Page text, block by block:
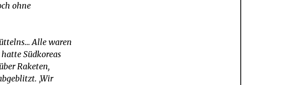
ohne
Alle waren
Südkoreas
Raketen,
‚Wir